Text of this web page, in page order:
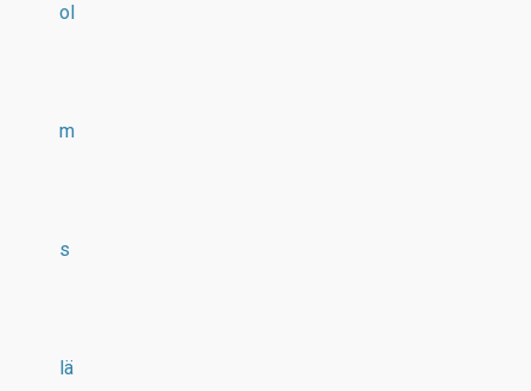
ol
m
s
lä